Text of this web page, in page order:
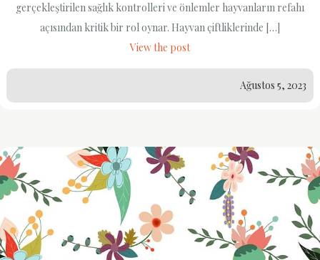
gerçekleştirilen sağlık kontrolleri ve önlemler hayvanların refahı
açısından kritik bir rol oynar. Hayvan çiftliklerinde […]
View the post
Ağustos 5, 2023